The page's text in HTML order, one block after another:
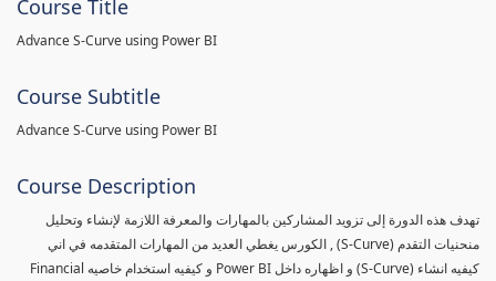
Course Title
Advance S-Curve using Power BI
Course Subtitle
Advance S-Curve using Power BI
Course Description
تهدف هذه الدورة إلى تزويد المشاركين بالمهارات والمعرفة اللازمة لإنشاء وتحليل
منحنيات التقدم (S-Curve) , الكورس يغطي العديد من المهارات المتقدمه في اني
كيفيه انشاء (S-Curve) و اظهاره داخل Power BI و كيفيه استخدام خاصيه Financial